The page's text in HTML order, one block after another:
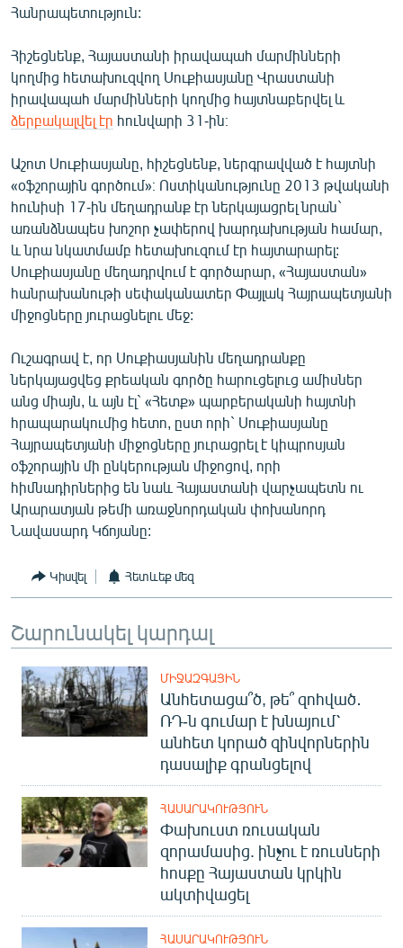
«Ազատության» բոլոր կայքերը
Հանրապետություն:
Հիշեցնենք, Հայաստանի իրավապահ մարմինների
կողմից հետախուզվող Սուքիասյանը Վրաստանի
իրավապահ մարմինների կողմից հայտնաբերվել և
ձերբակալվել էր հունվարի 31-ին։
Աշոտ Սուքիասյանը, հիշեցնենք, ներգրավված է հայտնի
«օֆշորային գործում»։ Ոստիկանությունը 2013 թվականի
հունիսի 17-ին մեղադրանք էր ներկայացրել նրան`
առանձնապես խոշոր չափերով խարդախության համար,
և նրա նկատմամբ հետախուզում էր հայտարարել:
Սուքիասյանը մեղադրվում է գործարար, «Հայաստան»
հանրախանութի սեփականատեր Փայլակ Հայրապետյանի
միջոցները յուրացնելու մեջ:
Ուշագրավ է, որ Սուքիասյանին մեղադրանքը
ներկայացվեց քրեական գործը հարուցելուց ամիսներ
անց միայն, և այն էլ` «Հետք» պարբերականի հայտնի
հրապարակումից հետո, ըստ որի` Սուքիասյանը
Հայրապետյանի միջոցները յուրացրել է կիպրոսյան
օֆշորային մի ընկերության միջոցով, որի
հիմնադիրներից են նաև Հայաստանի վարչապետն ու
Արարատյան թեմի առաջնորդական փոխանորդ
Նավասարդ Կճոյանը:
Կիսվել Հետևեք մեզ
Շարունակել կարդալ
ՄԻՋԱԶԳԱՅԻՆ
Անհետացա՞ծ, թե՞ զոհված․
ՌԴ-ն գումար է խնայում՝
անհետ կորած զինվորներին
դասալիք գրանցելով
ՀԱՍԱՐԱԿՈՒԹՅՈՒՆ
Փախուստ ռուսական
զորամասից. ինչու է ռուսների
հոսքը Հայաստան կրկին
ակտիվացել
ՀԱՍԱՐԱԿՈՒԹՅՈՒՆ